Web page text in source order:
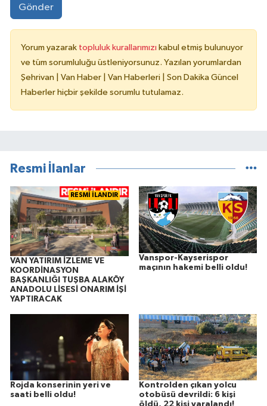
Gönder
Yorum yazarak topluluk kurallarımızı kabul etmiş bulunuyor
ve tüm sorumluluğu üstleniyorsunuz. Yazılan yorumlardan
Şehrivan | Van Haber | Van Haberleri | Son Dakika Güncel
Haberler hiçbir şekilde sorumlu tutulamaz.
Resmi İlanlar
RESMİ İLANDIR
VAN YATIRIM İZLEME VE
KOORDİNASYON
BAŞKANLIĞI TUŞBA ALAKÖY
ANADOLU LİSESİ ONARIM İŞİ
YAPTIRACAK
Vanspor-Kayserispor
maçının hakemi belli oldu!
Rojda konserinin yeri ve
saati belli oldu!
Kontrolden çıkan yolcu
otobüsü devrildi: 6 kişi